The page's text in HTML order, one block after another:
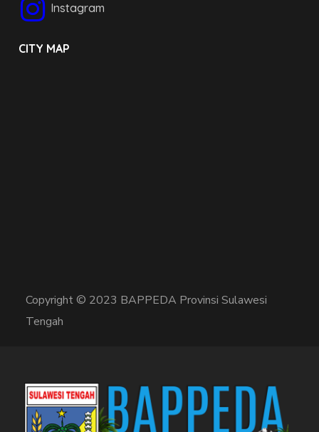
Instagram
CITY MAP
Copyright © 2023 BAPPEDA Provinsi Sulawesi
Tengah